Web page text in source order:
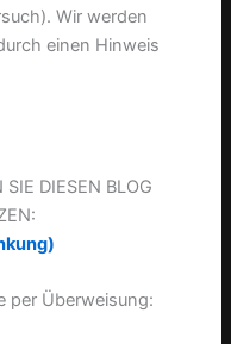
Wir werden
einen Hinweis
DIESEN BLOG
per Überweisung: